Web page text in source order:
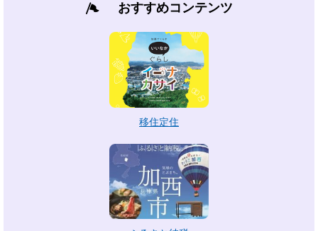
おすすめコンテンツ
移住定住